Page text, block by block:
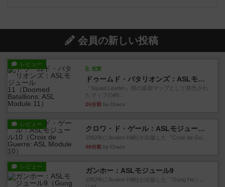
会員の新しい投稿
レビュー
充実
ドゥームド・バタリオンズ：ASLモジュール11
『Squad Leader』用の追加マップとして発売され
たマップの#9...
26分前 by Chaco
レビュー
クロワ・ド・ゲール：ASLモジュール10
1992年にAvalon Hill社が出版した『Croix de Gu...
38分前 by Chaco
レビュー ガンホー：ASLモジュール9
1992年にAvalon Hill社が出版した『Gung Ho！』